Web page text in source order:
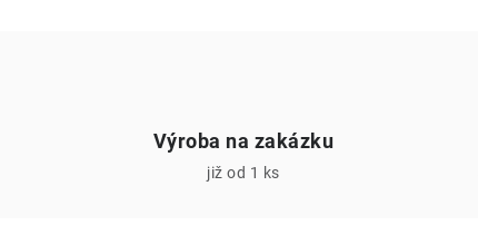
Výroba na zakázku
již od 1 ks